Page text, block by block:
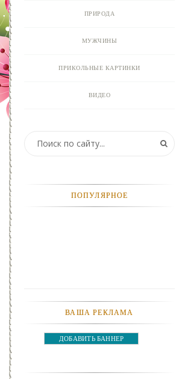
ПРИРОДА
МУЖЧИНЫ
ПРИКОЛЬНЫЕ КАРТИНКИ
ВИДЕО
ОТКРЫТКИ
ПОДРОСТКИ
ГОРОДА
ПОПУЛЯРНОЕ
ВАША РЕКЛАМА
ДОБАВИТЬ БАННЕР